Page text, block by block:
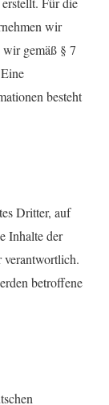
wir
gemäß § 7
besteht
Dritter, auf
Inhalte der
verantwortlich.
betroffene